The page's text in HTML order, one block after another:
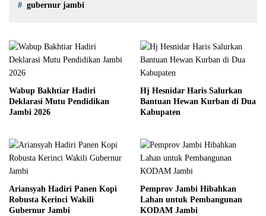
gubernur jambi
Wabup Bakhtiar Hadiri
Deklarasi Mutu Pendidikan
Jambi 2026
Hj Hesnidar Haris Salurkan
Bantuan Hewan Kurban di Dua
Kabupaten
Ariansyah Hadiri Panen Kopi
Robusta Kerinci Wakili
Gubernur Jambi
Pemprov Jambi Hibahkan
Lahan untuk Pembangunan
KODAM Jambi